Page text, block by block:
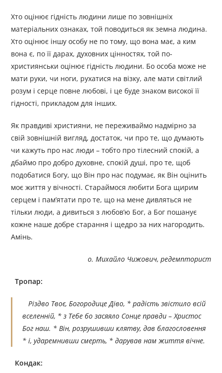
Хто оцінює гідність людини лише по зовнішніх
матеріальних ознаках, той поводиться як земна людина.
Хто оцінює іншу особу не по тому, що вона має, а ким
вона є, по її дарах, духовних цінностях, той по-
християнськи оцінює гідність людини. Бо особа може не
мати руки, чи ноги, рухатися на візку, але мати світлий
розум і серце повне любові, і це буде знаком високої її
гідності, прикладом для інших.
Як правдиві християни, не переживаймо надмірно за
свій зовнішній вигляд, достаток, чи про те, що думають
чи кажуть про нас люди – тобто про тілесний спокій, а
дбаймо про добро духовне, спокій душі, про те, щоб
подобатися Богу, що Він про нас подумає, як Він оцінить
моє життя у вічності. Стараймося любити Бога щирим
серцем і пам’ятати про те, що на мене дивляться не
тільки люди, а дивиться з любов’ю Бог, а Бог пошанує
кожне наше добре старання і щедро за них нагородить.
Амінь.
о. Михайло Чижович, редемпторист
Тропар:
Різдво Твоє, Богородице Діво, * радість звістило всій
вселенній, * з Тебе бо засяяло Сонце правди – Христос
Бог наш. * Він, розрушивши клятву, дав благословення
* і, ударемнивши смерть, * дарував нам життя вічне.
Кондак: